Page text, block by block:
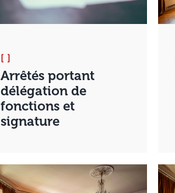
[ ]
Arrêtés portant
délégation de
fonctions et
signature